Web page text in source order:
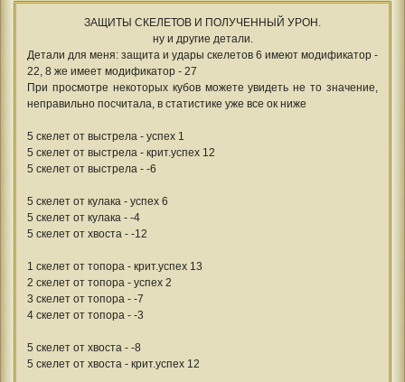
ЗАЩИТЫ СКЕЛЕТОВ И ПОЛУЧЕННЫЙ УРОН.
ну и другие детали.
Детали для меня: защита и удары скелетов 6 имеют модификатор -
22, 8 же имеет модификатор - 27
При просмотре некоторых кубов можете увидеть не то значение,
неправильно посчитала, в статистике уже все ок ниже
5 скелет от выстрела - успех 1
5 скелет от выстрела - крит.успех 12
5 скелет от выстрела - -6
5 скелет от кулака - успех 6
5 скелет от кулака - -4
5 скелет от хвоста - -12
1 скелет от топора - крит.успех 13
2 скелет от топора - успех 2
3 скелет от топора - -7
4 скелет от топора - -3
5 скелет от хвоста - -8
5 скелет от хвоста - крит.успех 12